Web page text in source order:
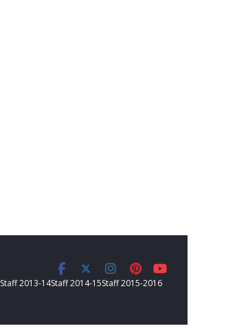
Staff 2013-14Staff 2014-15Staff 2015-2016